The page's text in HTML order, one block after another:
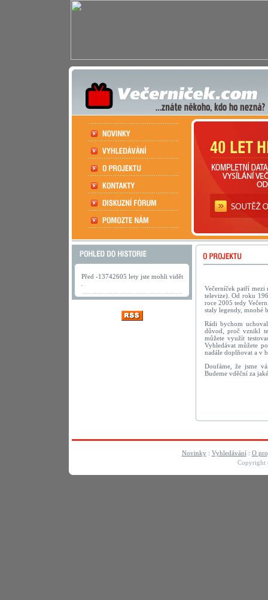
Před -13742605 lety jste mohli vidět
Večerníček patří mezi
televize). Od roku
roce 2005 tedy
staly legendy, mnohé
Rádi bychom
důvod, proč vznikl
můžete využít
Vyhledávat můžete
nadále doplňovat a v
Doufáme, že jsme
Budeme vděční za
Novinky: Vyhledávání: O
Copyright